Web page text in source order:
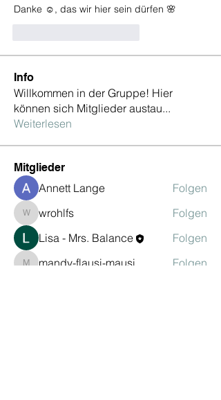
Danke ☺️, das wir hier sein dürfen 🌸
Info
Willkommen in der Gruppe! Hier
können sich Mitglieder austau...
Weiterlesen
Mitglieder
Annett Lange Folgen
wrohlfswrohlfs
Folgen
Lisa - Mrs. Balance
Folgen
mandy-flausi-mausi
mandy-flausi-mausi Folgen